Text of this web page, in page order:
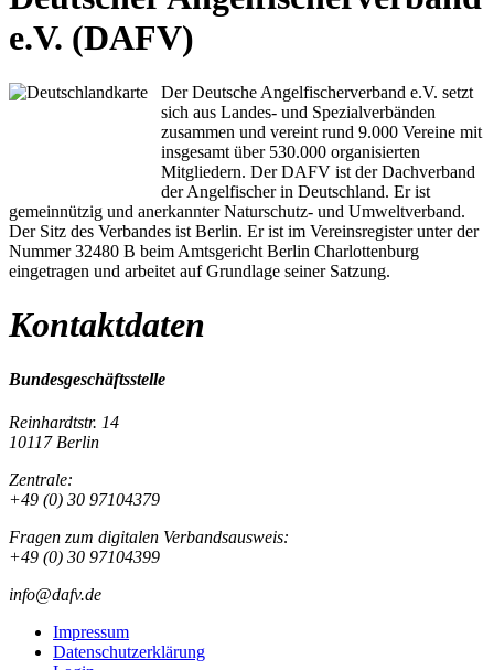
e.V. (DAFV)
Der Deutsche Angelfischerverband e.V. setzt
sich aus Landes- und Spezialverbänden
zusammen und vereint rund 9.000 Vereine mit
insgesamt über 530.000 organisierten
Mitgliedern. Der DAFV ist der Dachverband
der Angelfischer in Deutschland. Er ist
gemeinnützig und anerkannter Naturschutz- und Umweltverband.
Der Sitz des Verbandes ist Berlin. Er ist im Vereinsregister unter der
Nummer 32480 B beim Amtsgericht Berlin Charlottenburg
eingetragen und arbeitet auf Grundlage seiner Satzung.
Kontaktdaten
Bundesgeschäftsstelle
Reinhardtstr. 14
10117 Berlin
Zentrale:
+49 (0) 30 97104379
Fragen zum digitalen Verbandsausweis:
+49 (0) 30 97104399
info@dafv.de
Impressum
Datenschutzerklärung